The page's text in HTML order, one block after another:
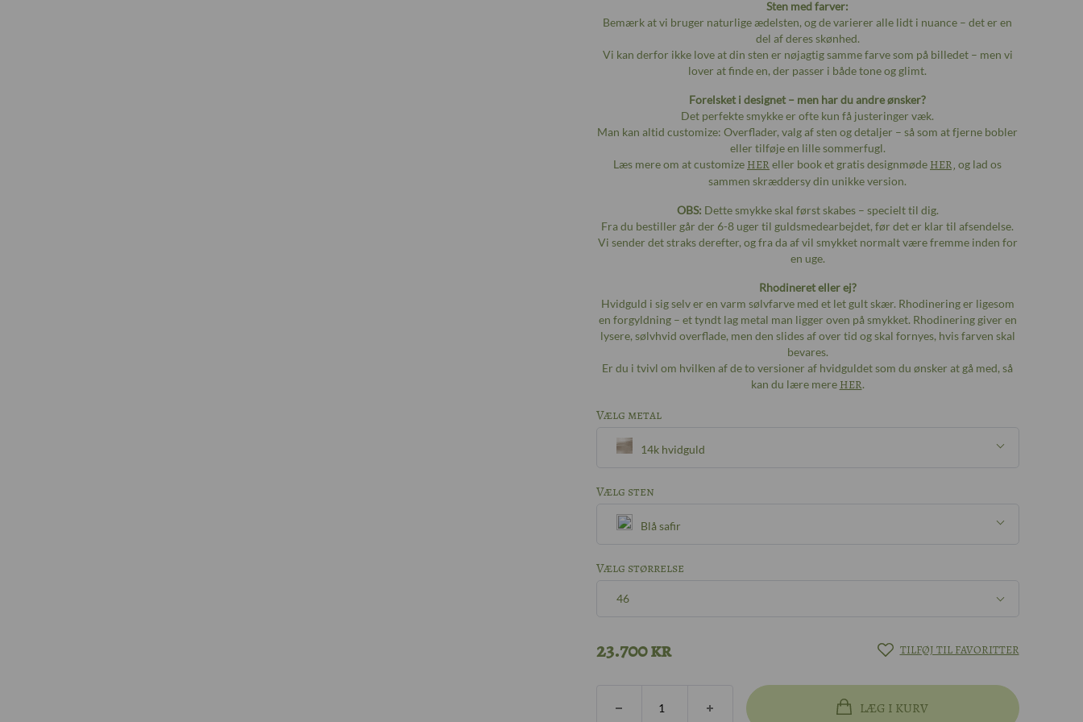
Sten med farver:
Bemærk at vi bruger naturlige ædelsten, og de varierer alle lidt i nuance – det er en
del af deres skønhed.
Vi kan derfor ikke love at din sten er nøjagtig samme farve som på billedet – men vi
lover at finde en, der passer i både tone og glimt.
Forelsket i designet – men har du andre ønsker?
Det perfekte smykke er ofte kun få justeringer væk.
Man kan altid customize: Overflader, valg af sten og detaljer – så som at fjerne bobler
eller tilføje en lille sommerfugl.
Læs mere om at customize HEReller book et gratis designmøde HER, og lad os
sammen skræddersy din unikke version.
OBS: Dette smykke skal først skabes – specielt til dig.
Fra du bestiller går der 6-8 uger til guldsmedearbejdet, før det er klar til afsendelse.
Vi sender det straks derefter, og fra da af vil smykket normalt være fremme inden for
en uge.
Rhodineret eller ej?
Hvidguld i sig selv er en varm sølvfarve med et let gult skær. Rhodinering er ligesom
en forgyldning – et tyndt lag metal man ligger oven på smykket. Rhodinering giver en
lysere, sølvhvid overflade, men den slides af over tid og skal fornyes, hvis farven skal
bevares.
Er du i tvivl om hvilken af de to versioner af hvidguldet som du ønsker at gå med, så
kan du lære mere HER.
Vælg metal
8k guld
14k hvidguld
Vælg sten
W/SI diamanter
Andet?Other? Book designmøde
Blå safir
Vælg størrelse
46
23.700kr TILFØJ TIL FAVORITTER
LÆG I KURV